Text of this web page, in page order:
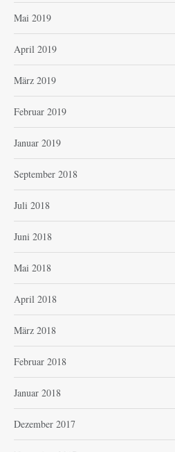
Mai 2019
April 2019
März 2019
Februar 2019
Januar 2019
September 2018
Juli 2018
Juni 2018
Mai 2018
April 2018
März 2018
Februar 2018
Januar 2018
Dezember 2017